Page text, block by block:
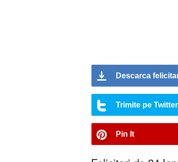
Descarca
Trimite pe Twitter
Pin It